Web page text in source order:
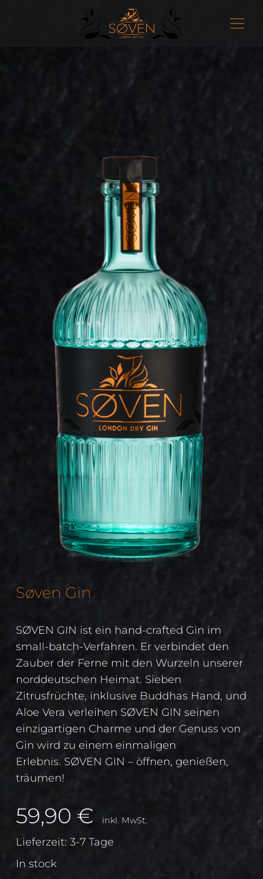
Søven Gin
SØVEN GIN ist ein hand-crafted Gin im
small-batch-Verfahren. Er verbindet den
Zauber der Ferne mit den Wurzeln unserer
norddeutschen Heimat. Sieben
Zitrusfrüchte, inklusive Buddhas Hand, und
Aloe Vera verleihen SØVEN GIN seinen
einzigartigen Charme und der Genuss von
Gin wird zu einem einmaligen
Erlebnis. SØVEN GIN – öffnen, genießen,
träumen!
59,90 € inkl. MwSt.
Lieferzeit: 3-7 Tage
In stock